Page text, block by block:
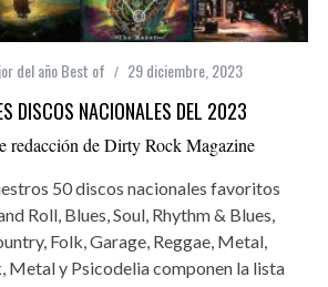
del año Best of 29 diciembre, 2023
DISCOS NACIONALES DEL 2023
redacción de Dirty Rock Magazine
50 discos nacionales favoritos
Roll, Blues, Soul, Rhythm & Blues,
Folk, Garage, Reggae, Metal,
Metal y Psicodelia componen la lista